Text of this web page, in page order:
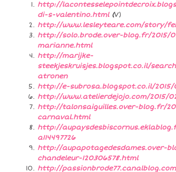
http://
di-s-valentino.html (V)
http://www.lesleyteare.com/story/
http://solo.brode.over-blog.fr/2015/
marianne.html
http://marijke-
steekjeskruisjes.blogspot.co.il/
atronen
http://e-subrosa.blogspot.co.il/2015/
http://www.atelierdejojo.com/2015/
http://talonsaiguilles.over-blog.fr/
carnaval.html
http://
a114497726
http://aupapotagedesdames.over-
chandeleur-120306578.html
http://